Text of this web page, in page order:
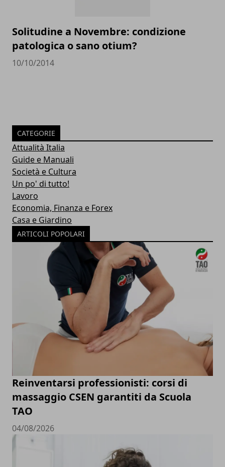
Solitudine a Novembre: condizione
patologica o sano otium?
10/10/2014
CATEGORIE
Attualità Italia
Guide e Manuali
Società e Cultura
Un po' di tutto!
Lavoro
Economia, Finanza e Forex
Casa e Giardino
ARTICOLI POPOLARI
Reinventarsi professionisti: corsi di
massaggio CSEN garantiti da Scuola
TAO
04/08/2026